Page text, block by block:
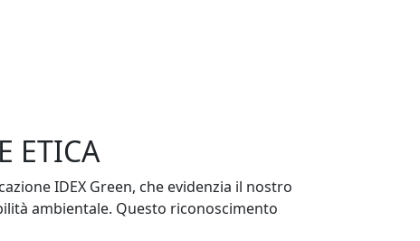
ETICA
IDEX Green, che evidenzia il nostro
ambientale. Questo riconoscimento